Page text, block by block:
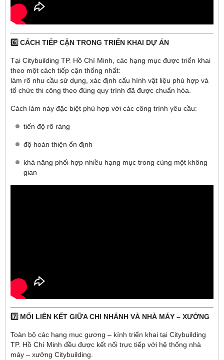
6️⃣ CÁCH TIẾP CẬN TRONG TRIỂN KHAI DỰ ÁN
Tại Citybuilding TP. Hồ Chí Minh, các hạng mục được triển khai
theo một cách tiếp cận thống nhất:
làm rõ nhu cầu sử dụng, xác định cấu hình vật liệu phù hợp và
tổ chức thi công theo đúng quy trình đã được chuẩn hóa.
Cách làm này đặc biệt phù hợp với các công trình yêu cầu:
tiến độ rõ ràng
độ hoàn thiện ổn định
khả năng phối hợp nhiều hạng mục trong cùng một không
gian
7️⃣ MỐI LIÊN KẾT GIỮA CHI NHÁNH VÀ NHÀ MÁY – XƯỞNG
Toàn bộ các hạng mục gương – kính triển khai tại Citybuilding
TP. Hồ Chí Minh đều được kết nối trực tiếp với hệ thống nhà
máy – xưởng Citybuilding.